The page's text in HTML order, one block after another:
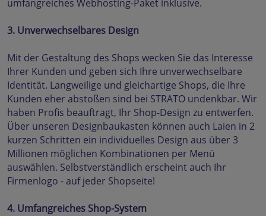
umfangreiches Webhosting-Paket inklusive.
3. Unverwechselbares Design
Mit der Gestaltung des Shops wecken Sie das Interesse
Ihrer Kunden und geben sich Ihre unverwechselbare
Identität. Langweilige und gleichartige Shops, die Ihre
Kunden eher abstoßen sind bei STRATO undenkbar. Wir
haben Profis beauftragt, Ihr Shop-Design zu entwerfen.
Über unseren Designbaukasten können auch Laien in 2
kurzen Schritten ein individuelles Design aus über 3
Millionen möglichen Kombinationen per Menü
auswählen. Selbstverständlich erscheint auch Ihr
Firmenlogo - auf jeder Shopseite!
4. Umfangreiches Shop-System